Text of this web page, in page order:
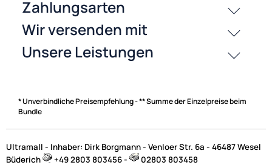
* Unverbindliche Preisempfehlung - ** Summe der Einzelpreise beim
Bundle
Ultramall - Inhaber: Dirk Borgmann - Venloer Str. 6a - 46487 Wesel
Büderich
+49 2803 803456 - 02803 803458